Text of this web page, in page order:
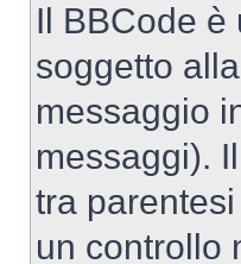
Il BBCode è
soggetto
messaggio
messaggi).
tra
un controllo